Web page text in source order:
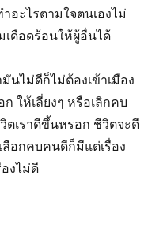
อะไรตามใจตนเองไม่
เดือดร้อนให้ผู้อื่นได้
นไม่ดีก็ไม่ต้องเข้าเมือง
ให้เลี่ยงๆ หรือเลิกคบ
ตเราดีขึ้นหรอก ชีวิตจะดี
ลือกคบคนดีก็มีแต่เรื่อง
งไม่ดี